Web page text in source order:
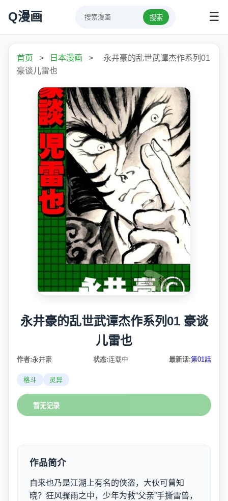
Q漫画 搜索 ☰
首页 > 日本漫画 >
永井豪的乱世武谭杰作系列01
豪谈儿雷也
永井豪的乱世武谭杰作系列01 豪谈
儿雷也
作者:永井豪 状态:连载中 最新话:第01話
格斗 灵异
暂无记录
作品简介
自来也乃是江湖上有名的侠盗，大伙可曾知
晓？狂风骤雨之中，少年为救“父亲”手撕雷兽，